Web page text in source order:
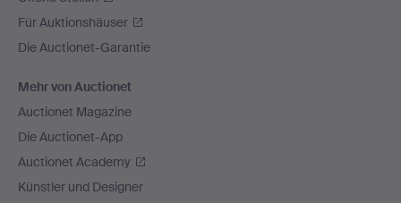
Für Auktionshäuser
Die Auctionet-Garantie
Mehr von Auctionet
Auctionet Magazine
Die Auctionet-App
Auctionet Academy
Künstler und Designer